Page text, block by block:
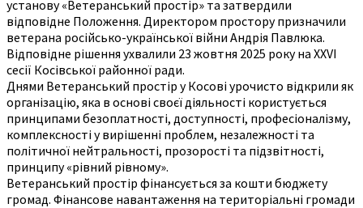
установу «Ветеранський простір» та затвердили
відповідне Положення. Директором простору призначили
ветерана російсько-української війни Андрія Павлюка.
Відповідне рішення ухвалили 23 жовтня 2025 року на ХХVI
сесії Косівської районної ради.
Днями Ветеранський простір у Косові урочисто відкрили як
організацію, яка в основі своєї діяльності користується
принципами безоплатності, доступності, професіоналізму,
комплексності у вирішенні проблем, незалежності та
політичної нейтральності, прозорості та підзвітності,
принципу «рівний рівному».
Ветеранський простір фінансується за кошти бюджету
громад. Фінансове навантаження на територіальні громади